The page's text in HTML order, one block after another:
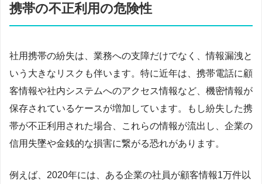
携帯の不正利用の危険性
社用携帯の紛失は、業務への支障だけでなく、情報漏洩と
いう大きなリスクも伴います。特に近年は、携帯電話に顧
客情報や社内システムへのアクセス情報など、機密情報が
保存されているケースが増加しています。もし紛失した携
帯が不正利用された場合、これらの情報が流出し、企業の
信用失墜や金銭的な損害に繋がる恐れがあります。
例えば、2020年には、ある企業の社員が顧客情報1万件以